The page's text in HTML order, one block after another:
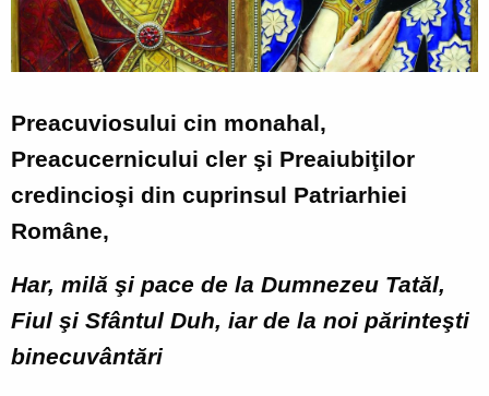
Preacuviosului cin monahal,
Preacucernicului cler şi Preaiubiţilor
credincioşi din cuprinsul Patriarhiei
Române,
Har, milă şi pace de la Dumnezeu Tatăl,
Fiul şi Sfântul Duh, iar de la noi părinteşti
binecuvântări